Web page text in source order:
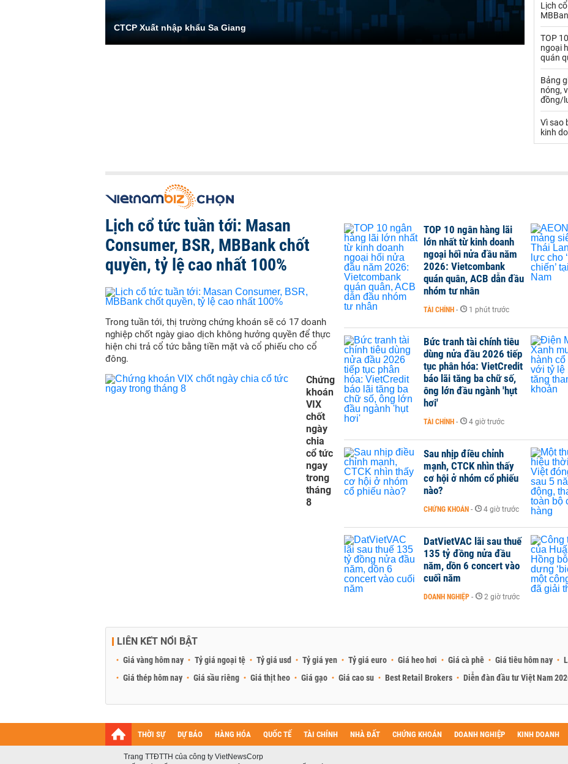
CTCP Xuất nhập khẩu Sa Giang
Xi
Lịch
TOP
ngoại
quán
Bảng
nóng,
đồng/
Vì sao
kinh
Lịch cổ tức tuần tới: Masan
Consumer, BSR, MBBank chốt
quyền, tỷ lệ cao nhất 100%
Trong tuần tới, thị trường chứng khoán sẽ có 17 doanh
nghiệp chốt ngày giao dịch không hưởng quyền để thực
hiện chi trả cổ tức bằng tiền mặt và cổ phiếu cho cổ
đông.
Chứng
khoán
VIX
chốt
ngày
chia
cổ tức
ngay
trong
tháng
8
TOP 10 ngân hàng lãi
lớn nhất từ kinh doanh
ngoại hối nửa đầu năm
2026: Vietcombank
quán quân, ACB dẫn đầu
nhóm tư nhân
TÀI CHÍNH - 1 phút trước
Bức tranh tài chính tiêu
dùng nửa đầu 2026 tiếp
tục phân hóa: VietCredit
báo lãi tăng ba chữ số,
ông lớn đầu ngành 'hụt
hơi'
TÀI CHÍNH - 4 giờ trước
Sau nhịp điều chỉnh
mạnh, CTCK nhìn thấy
cơ hội ở nhóm cổ phiếu
nào?
CHỨNG KHOÁN - 4 giờ trước
DatVietVAC lãi sau thuế
135 tỷ đồng nửa đầu
năm, dồn 6 concert vào
cuối năm
DOANH NGHIỆP - 2 giờ trước
LIÊN KẾT NỔI BẬT
Giá vàng hôm nay Tỷ giá ngoại tệ Tỷ giá usd Tỷ giá yen Tỷ giá euro Giá heo hơi Giá cà phê Giá tiêu hôm nay
Giá thép hôm nay
Giá sầu riêng Giá thịt heo Giá gạo Giá cao su Best Retail Brokers Diễn đàn đầu tư Việt Nam
THỜI SỰ DỰ BÁO HÀNG HÓA QUỐC TẾ TÀI CHÍNH NHÀ ĐẤT CHỨNG KHOÁN DOANH NGHIỆP KINH DOANH
Trang TTĐTTH của công ty VietNewsCorp